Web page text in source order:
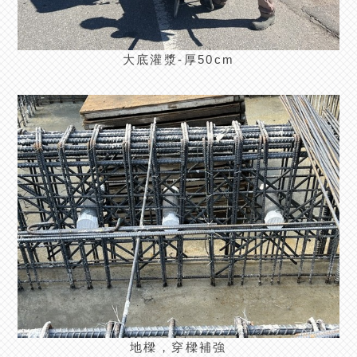
大底灌漿-厚50cm
地樑，穿樑補強